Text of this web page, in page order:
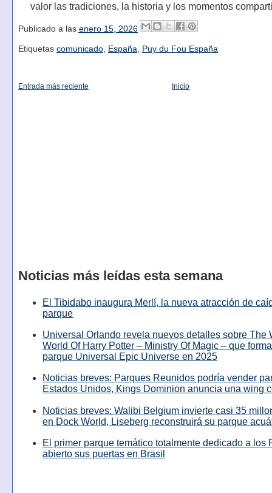
valor las tradiciones, la historia y los momentos
Publicado a las enero 15, 2026
Etiquetas comunicado, España, Puy du Fou España
Entrada más reciente Inicio
Noticias más leídas esta semana
El Tibidabo inaugura Merlí, la nueva atracción de
parque
Universal Orlando revela nuevos detalles sobre The
World Of Harry Potter – Ministry Of Magic – que
parque Universal Epic Universe en 2025
Noticias breves: Parques Reunidos podría vender
Estados Unidos, Kings Dominion anuncia una wing
Noticias breves: Walibi Belgium invierte casi 35
en Dock World, Liseberg reconstruirá su parque
El primer parque temático totalmente dedicado a los
abierto sus puertas en Brasil